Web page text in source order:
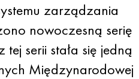
zarządzania
nowoczesną serię
serii stała się jedną
Międzynarodowej